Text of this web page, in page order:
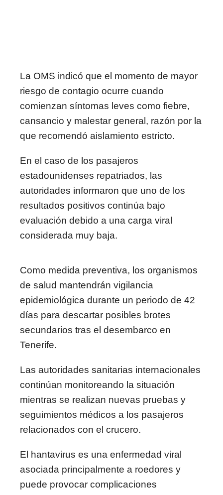
La OMS indicó que el momento de mayor
riesgo de contagio ocurre cuando
comienzan síntomas leves como fiebre,
cansancio y malestar general, razón por la
que recomendó aislamiento estricto.
En el caso de los pasajeros
estadounidenses repatriados, las
autoridades informaron que uno de los
resultados positivos continúa bajo
evaluación debido a una carga viral
considerada muy baja.
Como medida preventiva, los organismos
de salud mantendrán vigilancia
epidemiológica durante un periodo de 42
días para descartar posibles brotes
secundarios tras el desembarco en
Tenerife.
Las autoridades sanitarias internacionales
continúan monitoreando la situación
mientras se realizan nuevas pruebas y
seguimientos médicos a los pasajeros
relacionados con el crucero.
El hantavirus es una enfermedad viral
asociada principalmente a roedores y
puede provocar complicaciones